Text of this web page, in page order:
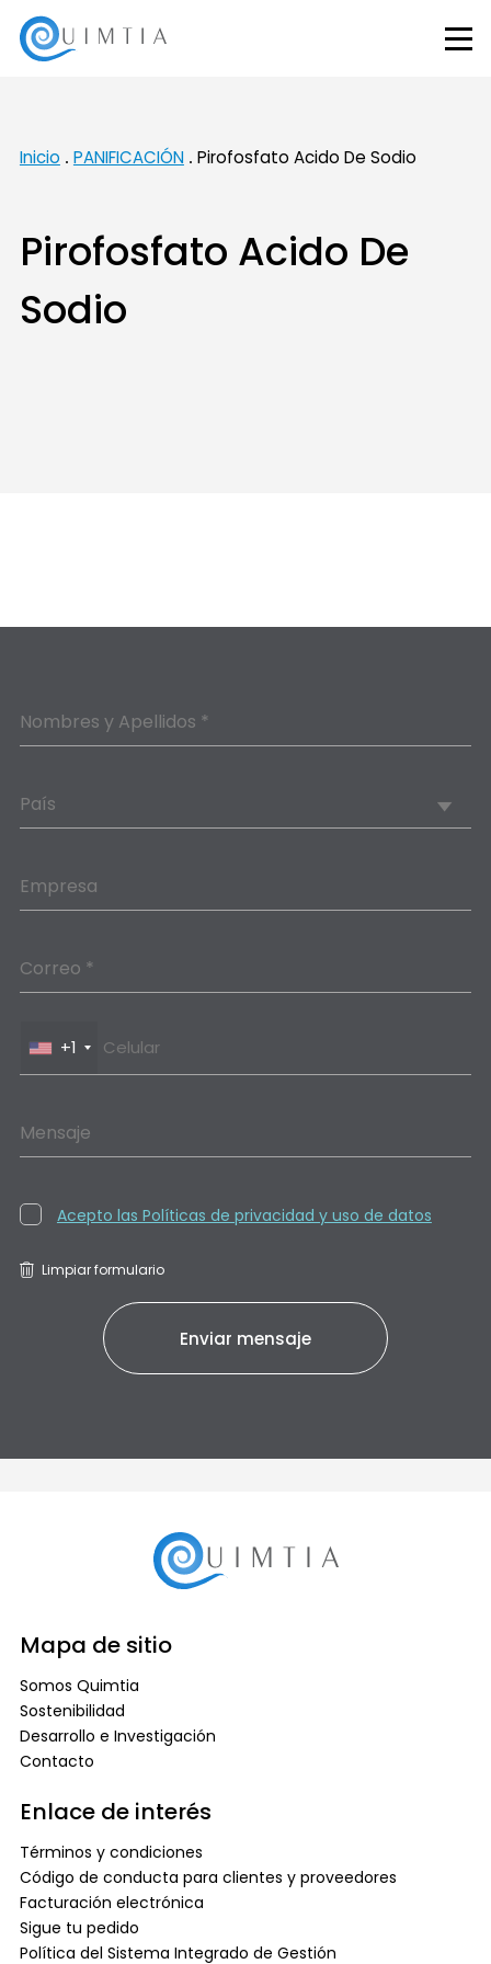
Inicio PANIFICACIÓN Pirofosfato Acido De Sodio
Pirofosfato Acido De
Sodio
Nombres y Apellidos *
País
Empresa
Correo *
+1
Mensaje
Acepto las Políticas de privacidad y uso de datos
Limpiar formulario
Mapa de sitio
Somos Quimtia
Sostenibilidad
Desarrollo e Investigación
Contacto
Enlace de interés
Términos y condiciones
Código de conducta para clientes y proveedores
Facturación electrónica
Sigue tu pedido
Política del Sistema Integrado de Gestión